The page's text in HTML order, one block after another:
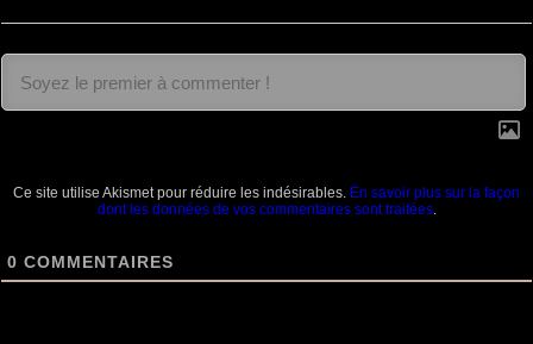
Ce site utilise Akismet pour réduire les indésirables. En savoir plus sur la façon
dont les données de vos commentaires sont traitées.
0 COMMENTAIRES